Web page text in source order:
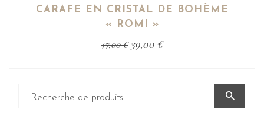
CARAFE EN CRISTAL DE BOHÈME
« ROMI »
47,00€ 39,00 €